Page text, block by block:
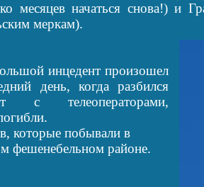
месяцев начаться снова!) и
меркам).
инцедент произошел
день, когда разбился
с телеоператорами,
которые побывали в
фешенебельном районе.